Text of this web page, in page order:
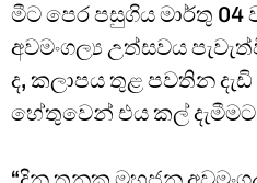
මීට පෙර පසුගිය මාර්තු 04
අවමංගල්‍ය උත්සවය
ද, කලාපය තුළ පවතින
හේතුවෙන් එය කල් දැමීමට